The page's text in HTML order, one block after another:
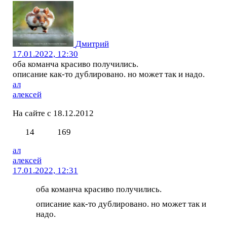
Дмитрий
17.01.2022, 12:30
оба команча красиво получились.
описание как-то дублировано. но может так и надо.
ал
алексей
На сайте с 18.12.2012
14
169
ал
алексей
17.01.2022, 12:31
оба команча красиво получились.
описание как-то дублировано. но может так и
надо.